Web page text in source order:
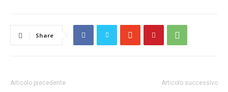
Share
Articolo precedente Articolo successivo